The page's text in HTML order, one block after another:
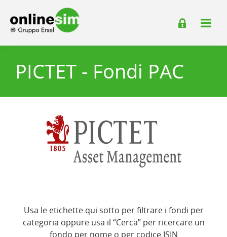
PICTET - Fondi PAC
Usa le etichette qui sotto per filtrare i fondi per
categoria oppure usa il “Cerca” per ricercare un
fondo per nome o per codice ISIN